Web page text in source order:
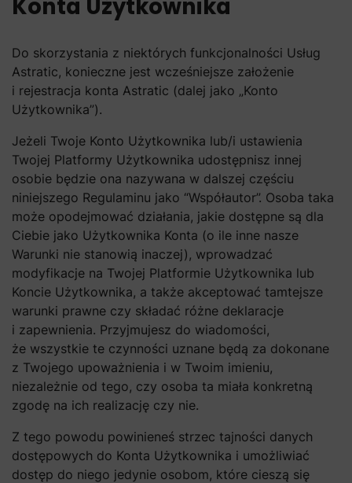
Konta Użytkownika
Do skorzystania z niektórych funkcjonalności Usług
Astratic, konieczne jest wcześniejsze założenie
i rejestracja konta Astratic (dalej jako „Konto
Użytkownika”).
Jeżeli Twoje Konto Użytkownika lub/i ustawienia
Twojej Platformy Użytkownika udostępnisz innej
osobie będzie ona nazywana w dalszej częściu
niniejszego Regulaminu jako “Współautor”. Osoba taka
może opodejmować działania, jakie dostępne są dla
Ciebie jako Użytkownika Konta (o ile inne nasze
Warunki nie stanowią inaczej), wprowadzać
modyfikacje na Twojej Platformie Użytkownika lub
Koncie Użytkownika, a także akceptować tamtejsze
warunki prawne czy składać różne deklaracje
i zapewnienia. Przyjmujesz do wiadomości,
że wszystkie te czynności uznane będą za dokonane
z Twojego upoważnienia i w Twoim imieniu,
niezależnie od tego, czy osoba ta miała konkretną
zgodę na ich realizację czy nie.
Z tego powodu powinieneś strzec tajności danych
dostępowych do Konta Użytkownika i umożliwiać
dostęp do niego jedynie osobom, które cieszą się